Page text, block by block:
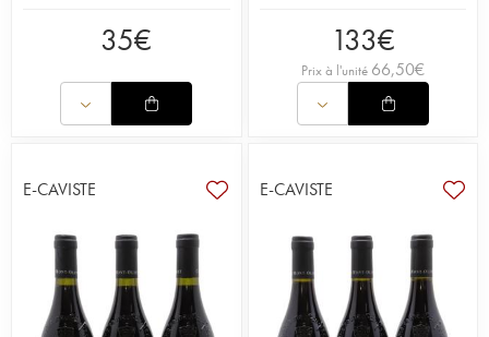
35€ 133€
Prix à l'unité 66,50€
E-CAVISTE E-CAVISTE